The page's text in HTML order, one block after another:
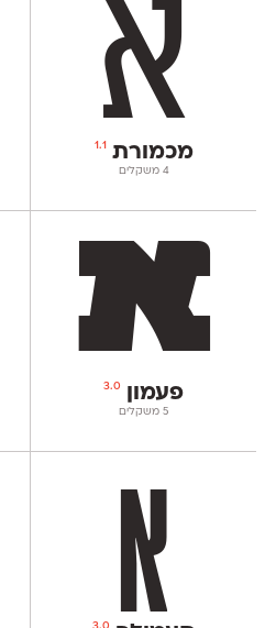
מכמורת1.1
‫4 משקלים
פעמון 3.0
‫5 משקלים